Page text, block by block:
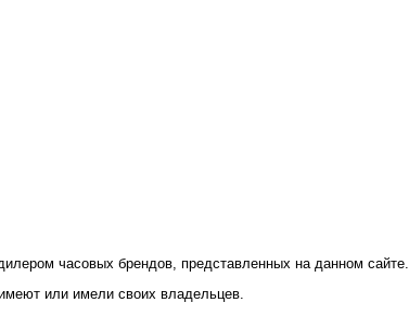
часовых брендов, представленных на данном сайте.
или имели своих владельцев.